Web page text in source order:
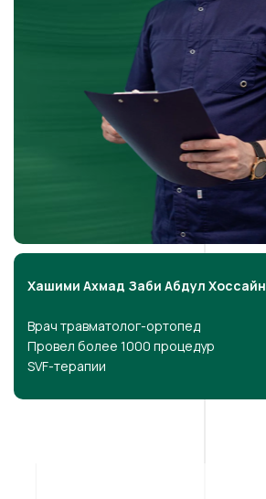
Хашими Ахмад Заби Абдул Хоссайн
Врач травматолог-ортопед
Провел более 1000 процедур
SVF-терапии